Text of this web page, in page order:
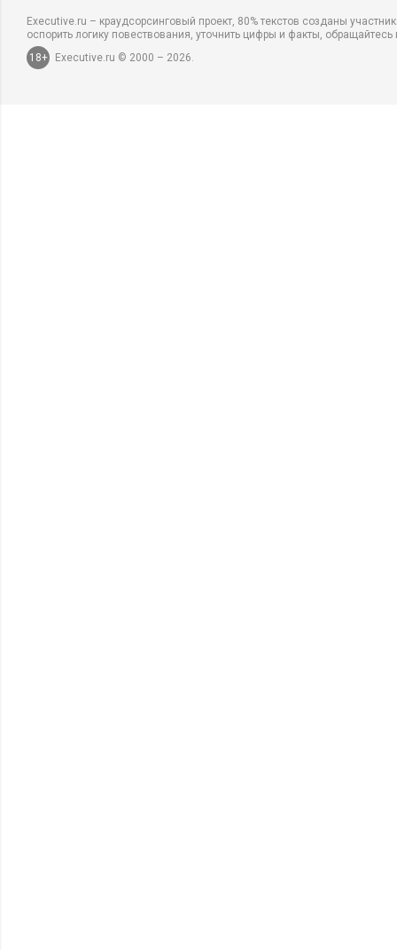
Executive.ru – краудсорсинговый проект, 80% текстов созданы
оспорить логику повествования, уточнить цифры и факты,
18+
Executive.ru © 2000 – 2026.